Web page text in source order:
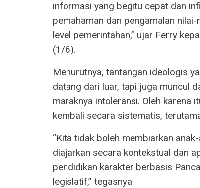
informasi yang begitu cepat dan
pemahaman dan pengamalan
level pemerintahan,” ujar Ferry
(1/6).
Menurutnya, tantangan ideologis
datang dari luar, tapi juga muncul
maraknya intoleransi. Oleh karena
kembali secara sistematis,
“Kita tidak boleh membiarkan
diajarkan secara kontekstual dan
pendidikan karakter berbasis
legislatif,” tegasnya.